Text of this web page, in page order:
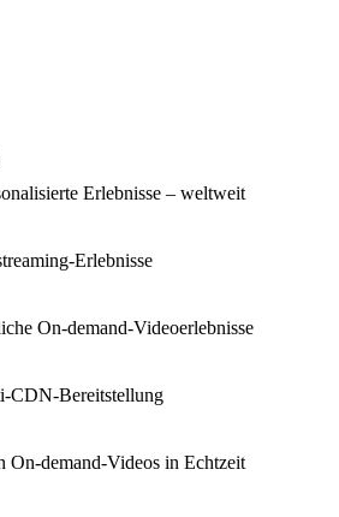
Erlebnisse – weltweit
Erlebnisse
On-demand-Videoerlebnisse
CDN-Bereitstellung
On-demand-Videos in Echtzeit